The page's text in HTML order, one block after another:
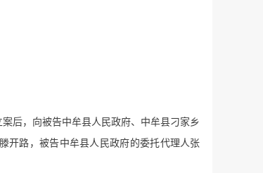
后，向被告中牟县人民政府、中牟县刁家乡
开路，被告中牟县人民政府的委托代理人张